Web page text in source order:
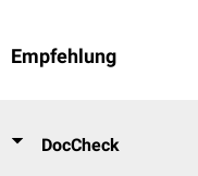
Empfehlung
DocCheck